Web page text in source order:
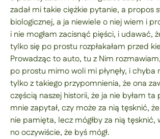
zadał mi takie ciężkie pytanie, a propos
biologicznej, a ja niewiele o niej wiem i
i nie mogłam zacisnąć pięści, i udawać,
tylko się po prostu rozpłakałam przed
Prowadząc to auto, tu z Nim
po prostu mimo woli mi płynęły, i chyba
tylko z takiego przypomnienia, że ona
częścią naszej historii, że ja nie byłam ta
mnie zapytał, czy może za nią tęsknić,
nie pamięta, lecz mógłby za nią tęsknić,
no oczywiście, że byś mógł.